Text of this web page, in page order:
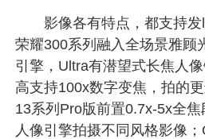
影像各有特点，都支持发
荣耀300系列融入全场景雅顾
引擎，Ultra有潜望式长焦人
高支持100x数字变焦，拍的
13系列Pro版前置0.7x-5x全
人像引擎拍摄不同风格影像